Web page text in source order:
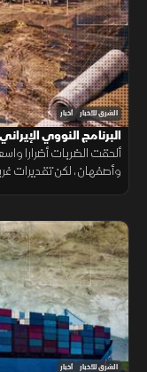
الشرق للأخبار أخبار
البرنامج النووي
ألحقت الضربات أضرارا
وأصفهان، لكن تقديرات
الشرق للأخبار أخبار